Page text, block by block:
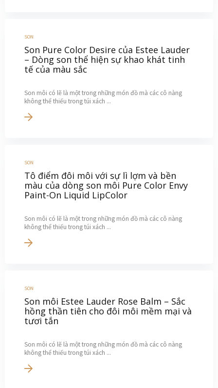
SON
Son Pure Color Desire của Estee Lauder
– Dòng son thể hiện sự khao khát tinh
tế của màu sắc
Son môi có lẽ là một trong những món đồ mà các cô nàng
không thể thiếu trong túi xách ...
SON
Tô điểm đôi môi với sự lì lợm và bền
màu của dòng son môi Pure Color Envy
Paint-On Liquid LipColor
Son môi có lẽ là một trong những món đồ mà các cô nàng
không thể thiếu trong túi xách ...
SON
Son môi Estee Lauder Rose Balm – Sắc
hồng thần tiên cho đôi môi mềm mại và
tươi tắn
Son môi có lẽ là một trong những món đồ mà các cô nàng
không thể thiếu trong túi xách ...